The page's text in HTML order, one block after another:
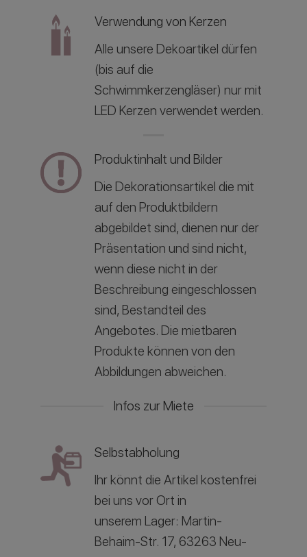
Verwendung von Kerzen
Alle unsere Dekoartikel dürfen
(bis auf die
Schwimmkerzengläser) nur mit
LED Kerzen verwendet werden.
Produktinhalt und Bilder
Die Dekorationsartikel die mit
auf den Produktbildern
abgebildet sind, dienen nur der
Präsentation und sind nicht,
wenn diese nicht in der
Beschreibung eingeschlossen
sind, Bestandteil des
Angebotes. Die mietbaren
Produkte können von den
Abbildungen abweichen.
Infos zur Miete
Selbstabholung
Ihr könnt die Artikel kostenfrei
bei uns vor Ort in
unserem Lager: Martin-
Behaim-Str. 17, 63263 Neu-